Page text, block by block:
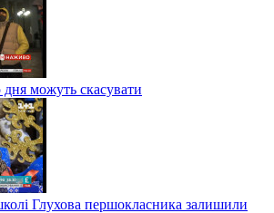
можуть скасувати
Глухова першокласника залишили